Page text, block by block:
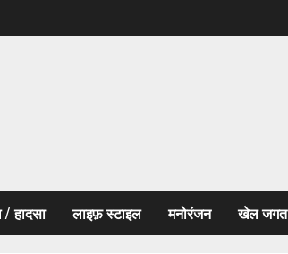
हादसा लाइफ़ स्टाइल मनोरंजन खेल जगत